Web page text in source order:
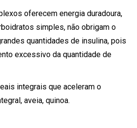
oferecem energia duradoura,
simples, não obrigam o
quantidades de insulina, pois
excessivo da quantidade de
integrais que aceleram o
aveia, quinoa.